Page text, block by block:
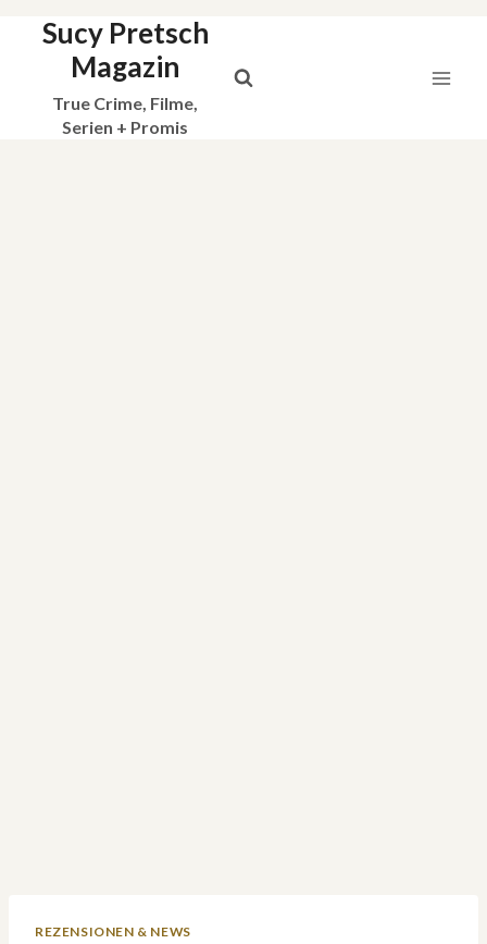
Sucy Pretsch
Magazin
True Crime, Filme,
Serien + Promis
REZENSIONEN & NEWS